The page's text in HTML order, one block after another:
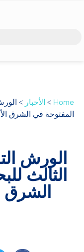
Home
> الأخبار >
المفتوحة في الشرق
الورش
الثالث
الشرق